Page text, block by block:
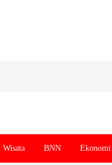
Wisata BNN Ekonomi